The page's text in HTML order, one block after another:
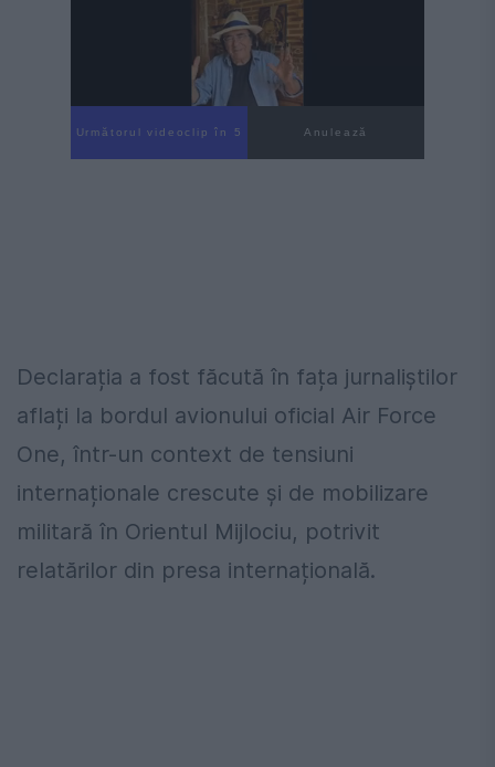
Următorul videoclip în 3 Anulează
Declarația a fost făcută în fața jurnaliștilor
aflați la bordul avionului oficial Air Force
One, într-un context de tensiuni
internaționale crescute și de mobilizare
militară în Orientul Mijlociu, potrivit
relatărilor din presa internațională.